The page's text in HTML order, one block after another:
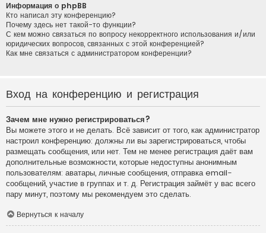
Информация о phpBB
Кто написал эту конференцию?
Почему здесь нет такой-то функции?
С кем можно связаться по вопросу некорректного использования и/или
юридических вопросов, связанных с этой конференцией?
Как мне связаться с администратором конференции?
Вход на конференцию и регистрация
Зачем мне нужно регистрироваться?
Вы можете этого и не делать. Всё зависит от того, как администратор
настроил конференцию: должны ли вы зарегистрироваться, чтобы
размещать сообщения, или нет. Тем не менее регистрация даёт вам
дополнительные возможности, которые недоступны анонимным
пользователям: аватары, личные сообщения, отправка email-
сообщений, участие в группах и т. д. Регистрация займёт у вас всего
пару минут, поэтому мы рекомендуем это сделать.
Вернуться к началу